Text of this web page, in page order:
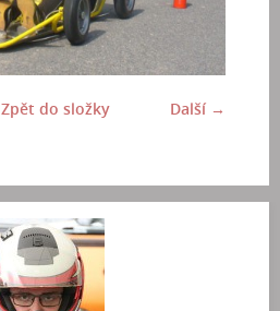
Další →
Zpět do složky